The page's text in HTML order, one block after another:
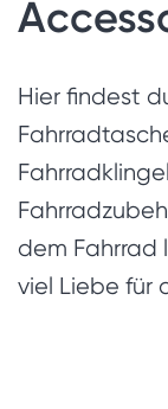
Hier findest
dem Fahrrad
viel Liebe für